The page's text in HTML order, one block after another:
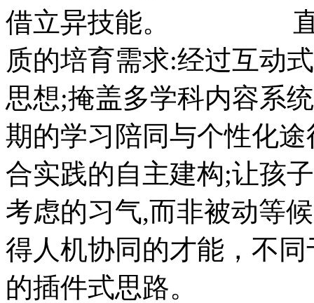
借立异技能。 直接
质的培育需求:经过互动
思想;掩盖多学科内容系
期的学习陪同与个
合实践的自主建构;让孩
考虑的习气,而非被动等
得人机协同的才能，不
的插件式思路。 让